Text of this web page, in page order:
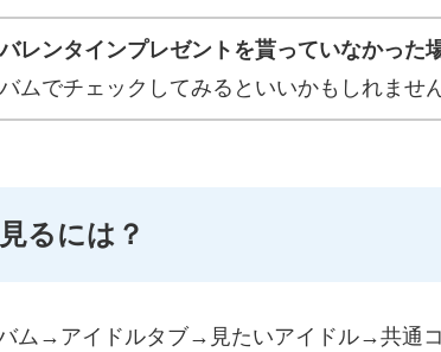
バレンタインプレゼントを貰っていなかった
バムでチェックしてみるといいかもしれませ
るには？
ム→アイドルタブ→見たいアイドル→共通